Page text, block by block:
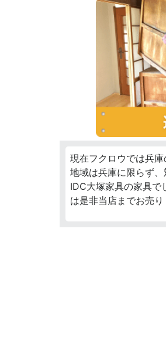
現在フクロウでは兵
地域は兵庫に限らず
IDC大塚家具の家具で
は是非当店までお売り